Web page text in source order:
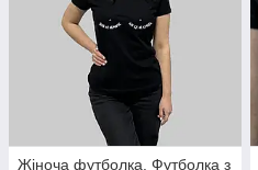
Жіноча футболка. Футболка з